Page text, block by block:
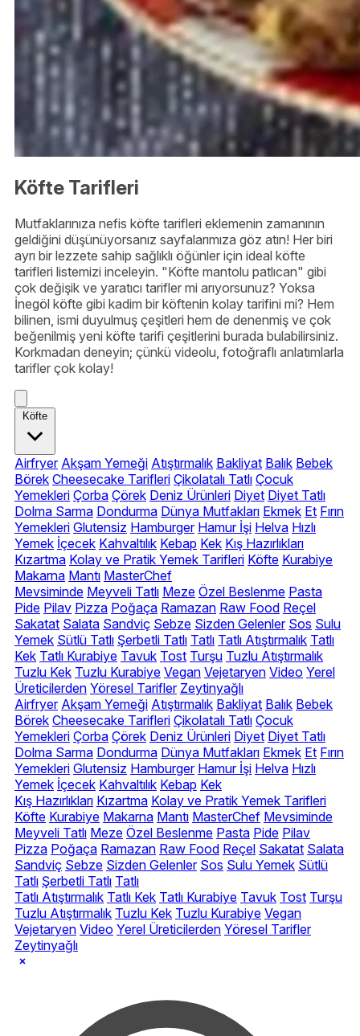
Köfte Tarifleri
Mutfaklarınıza nefis köfte tarifleri eklemenin zamanının
geldiğini düşünüyorsanız sayfalarımıza göz atın! Her biri
ayrı bir lezzete sahip sağlıklı öğünler için ideal köfte
tarifleri listemizi inceleyin. "Köfte mantolu patlıcan" gibi
çok değişik ve yaratıcı tarifler mi arıyorsunuz? Yoksa
İnegöl köfte gibi kadim bir köftenin kolay tarifini mi? Hem
bilinen, ismi duyulmuş çeşitleri hem de denenmiş ve çok
beğenilmiş yeni köfte tarifi çeşitlerini burada bulabilirsiniz.
Korkmadan deneyin; çünkü videolu, fotoğraflı anlatımlarla
tarifler çok kolay!
Köfte
Airfryer Akşam Yemeği Atıştırmalık Bakliyat Balık Bebek
Börek Cheesecake Tarifleri Çikolatalı Tatlı Çocuk
Yemekleri Çorba Çörek Deniz Ürünleri Diyet Diyet Tatlı
Dolma Sarma Dondurma Dünya Mutfakları Ekmek Et Fırın
Yemekleri Glutensiz Hamburger Hamur İşi Helva Hızlı
Yemek İçecek Kahvaltılık Kebap Kek Kış Hazırlıkları
Kızartma Kolay ve Pratik Yemek Tarifleri Köfte Kurabiye
Makarna Mantı MasterChef
Mevsiminde Meyveli Tatlı Meze Özel Beslenme Pasta
Pide Pilav Pizza Poğaça Ramazan Raw Food Reçel
Sakatat Salata Sandviç Sebze Sizden Gelenler Sos Sulu
Yemek Sütlü Tatlı Şerbetli Tatlı Tatlı Tatlı Atıştırmalık Tatlı
Kek Tatlı Kurabiye Tavuk Tost Turşu Tuzlu Atıştırmalık
Tuzlu Kek Tuzlu Kurabiye Vegan Vejetaryen Video Yerel
Üreticilerden Yöresel Tarifler Zeytinyağlı
Airfryer Akşam Yemeği Atıştırmalık Bakliyat Balık Bebek
Börek Cheesecake Tarifleri Çikolatalı Tatlı Çocuk
Yemekleri Çorba Çörek Deniz Ürünleri Diyet Diyet Tatlı
Dolma Sarma Dondurma Dünya Mutfakları Ekmek Et Fırın
Yemekleri Glutensiz Hamburger Hamur İşi Helva Hızlı
Yemek İçecek Kahvaltılık Kebap Kek
Kış Hazırlıkları Kızartma Kolay ve Pratik Yemek Tarifleri
Köfte Kurabiye Makarna Mantı MasterChef Mevsiminde
Meyveli Tatlı Meze Özel Beslenme Pasta Pide Pilav
Pizza Poğaça Ramazan Raw Food Reçel Sakatat Salata
Sandviç Sebze Sizden Gelenler Sos Sulu Yemek Sütlü
Tatlı Şerbetli Tatlı Tatlı
Tatlı Atıştırmalık Tatlı Kek Tatlı Kurabiye Tavuk Tost Turşu
Tuzlu Atıştırmalık Tuzlu Kek Tuzlu Kurabiye Vegan
Vejetaryen Video Yerel Üreticilerden Yöresel Tarifler
Zeytinyağlı